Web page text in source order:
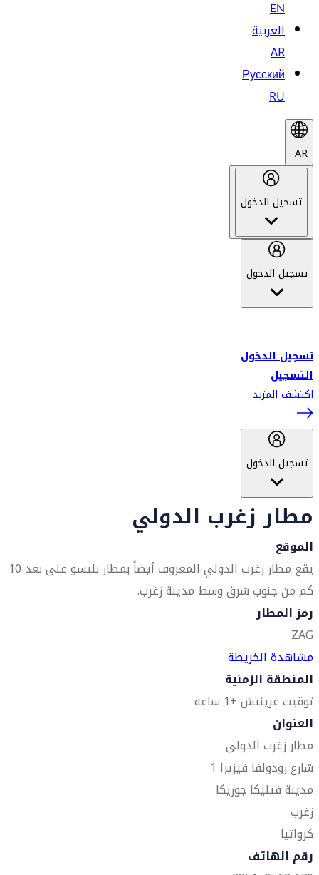
EN
العربية
AR
Русский
RU
AR
تسجيل الدخول
تسجيل الدخول
تسجيل الدخول
التسجيل
اكتشف المزيد
تسجيل الدخول
مطار زغرب الدولي
الموقع
يقع مطار زغرب الدولي المعروف أيضاً بمطار بليسو على بعد 10
كم من جنوب شرق وسط مدينة زغرب.
رمز المطار
ZAG
مشاهدة الخريطة
المنطقة الزمنية
توقيت غرينتش +1 ساعة
العنوان
مطار زغرب الدولي
شارع رودولفا فيزيرا 1
مدينة فيليكا جوريكا
زغرب
كرواتيا
رقم الهاتف